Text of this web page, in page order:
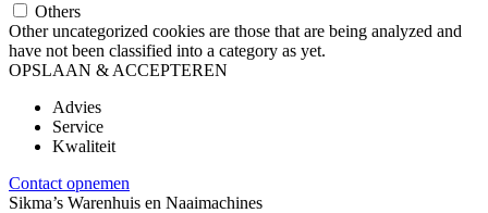
Others
Other uncategorized cookies are those that are being analyzed and
have not been classified into a category as yet.
OPSLAAN & ACCEPTEREN
Advies
Service
Kwaliteit
Contact opnemen
Sikma’s Warenhuis en Naaimachines